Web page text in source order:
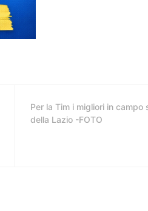
Per la Tim i migliori in
della Lazio -FOTO